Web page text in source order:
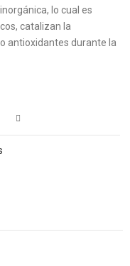
lo cual es
catalizan la
antioxidantes durante la